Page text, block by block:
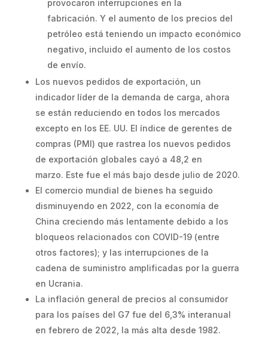
provocaron interrupciones en la
fabricación. Y el aumento de los precios del
petróleo está teniendo un impacto económico
negativo, incluido el aumento de los costos
de envío.
Los nuevos pedidos de exportación, un
indicador líder de la demanda de carga, ahora
se están reduciendo en todos los mercados
excepto en los EE. UU. El índice de gerentes de
compras (PMI) que rastrea los nuevos pedidos
de exportación globales cayó a 48,2 en
marzo. Este fue el más bajo desde julio de 2020.
El comercio mundial de bienes ha seguido
disminuyendo en 2022, con la economía de
China creciendo más lentamente debido a los
bloqueos relacionados con COVID-19 (entre
otros factores); y las interrupciones de la
cadena de suministro amplificadas por la guerra
en Ucrania.
La inflación general de precios al consumidor
para los países del G7 fue del 6,3% interanual
en febrero de 2022, la más alta desde 1982.